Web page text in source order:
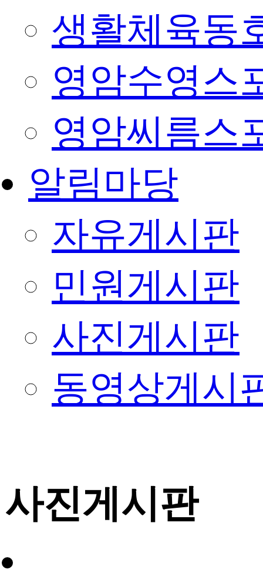
생활체육동
영암수영스
영암씨름스
알림마당
자유게시판
민원게시판
사진게시판
동영상게시
사진게시판